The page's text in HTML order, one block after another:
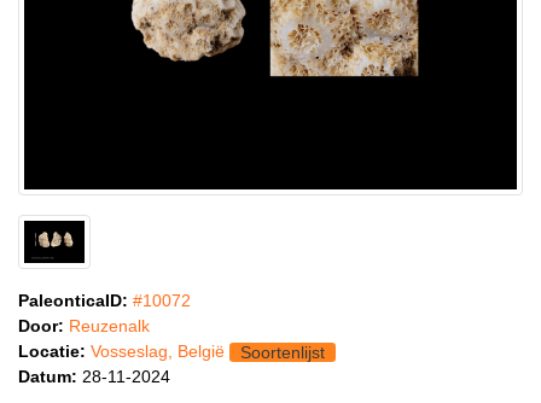
PaleonticaID: #10072
Door: Reuzenalk
Locatie: Vosseslag, België
Soortenlijst
Datum: 28-11-2024